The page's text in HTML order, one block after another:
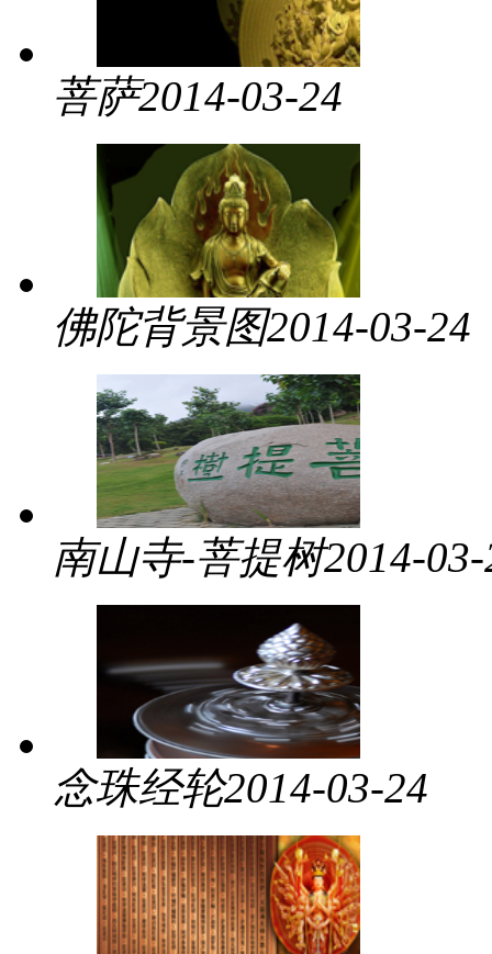
菩萨2014-03-24
佛陀背景图2014-03-24
南山寺-菩提树2014-
念珠经轮2014-03-24